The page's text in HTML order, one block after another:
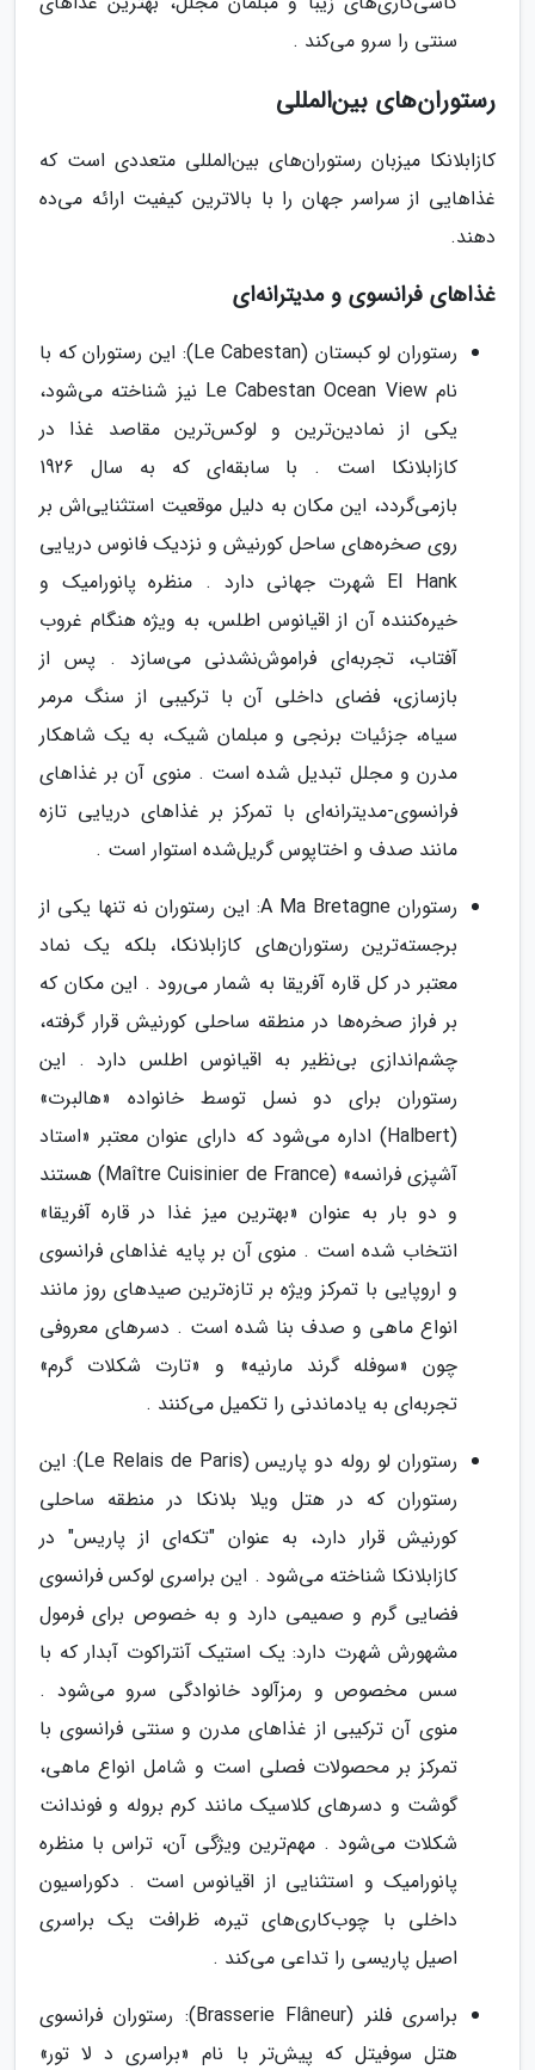
سنتی را سرو می‌کند .
رستوران‌های بین‌المللی
کازابلانکا میزبان رستوران‌های بین‌المللی متعددی است که
غذاهایی از سراسر جهان را با بالاترین کیفیت ارائه می‌ده
دهند.
غذاهای فرانسوی و مدیترانه‌ای
رستوران لو کبستان (Le Cabestan): این رستوران که با
نام Le Cabestan Ocean View نیز شناخته می‌شود،
یکی از نمادین‌ترین و لوکس‌ترین مقاصد غذا در
کازابلانکا است . با سابقه‌ای که به سال 1926
بازمی‌گردد، این مکان به دلیل موقعیت استثنایی‌اش بر
روی صخره‌های ساحل کورنیش و نزدیک فانوس دریایی
El Hank شهرت جهانی دارد . منظره پانورامیک و
خیره‌کننده آن از اقیانوس اطلس، به ویژه هنگام غروب
آفتاب، تجربه‌ای فراموش‌نشدنی می‌سازد . پس از
بازسازی، فضای داخلی آن با ترکیبی از سنگ مرمر
سیاه، جزئیات برنجی و مبلمان شیک، به یک شاهکار
مدرن و مجلل تبدیل شده است . منوی آن بر غذاهای
فرانسوی-مدیترانه‌ای با تمرکز بر غذاهای دریایی تازه
مانند صدف و اختاپوس گریل‌شده استوار است .
رستوران A Ma Bretagne: این رستوران نه تنها یکی از
برجسته‌ترین رستوران‌های کازابلانکا، بلکه یک نماد
معتبر در کل قاره آفریقا به شمار می‌رود . این مکان که
بر فراز صخره‌ها در منطقه ساحلی کورنیش قرار گرفته،
چشم‌اندازی بی‌نظیر به اقیانوس اطلس دارد . این
رستوران برای دو نسل توسط خانواده «هالبرت»
(Halbert) اداره می‌شود که دارای عنوان معتبر «استاد
آشپزی فرانسه» (Maître Cuisinier de France) هستند
و دو بار به عنوان «بهترین میز غذا در قاره آفریقا»
انتخاب شده است . منوی آن بر پایه غذاهای فرانسوی
و اروپایی با تمرکز ویژه بر تازه‌ترین صیدهای روز مانند
انواع ماهی و صدف بنا شده است . دسرهای معروفی
چون «سوفله گرند مارنیه» و «تارت شکلات گرم»
تجربه‌ای به یادماندنی را تکمیل می‌کنند .
رستوران لو روله دو پاریس (Le Relais de Paris): این
رستوران که در هتل ویلا بلانکا در منطقه ساحلی
کورنیش قرار دارد، به عنوان "تکه‌ای از پاریس" در
کازابلانکا شناخته می‌شود . این براسری لوکس فرانسوی
فضایی گرم و صمیمی دارد و به خصوص برای فرمول
مشهورش شهرت دارد: یک استیک آنتراکوت آبدار که با
سس مخصوص و رمزآلود خانوادگی سرو می‌شود .
منوی آن ترکیبی از غذاهای مدرن و سنتی فرانسوی با
تمرکز بر محصولات فصلی است و شامل انواع ماهی،
گوشت و دسرهای کلاسیک مانند کرم بروله و فوندانت
شکلات می‌شود . مهم‌ترین ویژگی آن، تراس با منظره
پانورامیک و استثنایی از اقیانوس است . دکوراسیون
داخلی با چوب‌کاری‌های تیره، ظرافت یک براسری
اصیل پاریسی را تداعی می‌کند .
براسری فلنر (Brasserie Flâneur): رستوران فرانسوی
هتل سوفیتل که پیش‌تر با نام «براسری د لا تور»